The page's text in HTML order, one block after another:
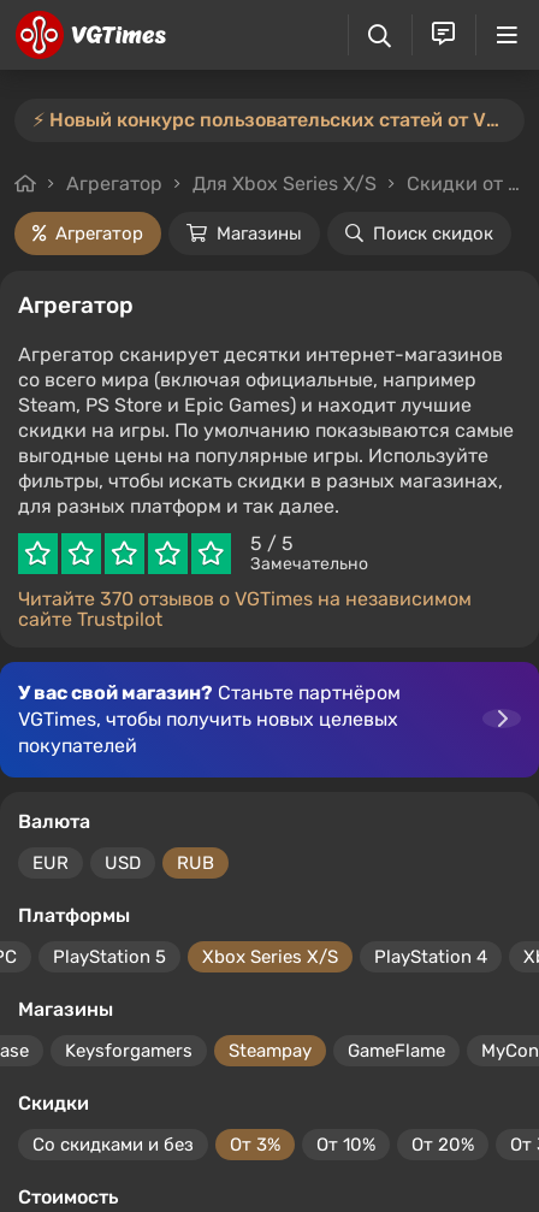
⚡️ Новый конкурс пользовательских статей от VGTimes — участвуйте тут ⚡️
Агрегатор Для Xbox Series X/S Скидки от 3%
Агрегатор Магазины Поиск скидок
Агрегатор
Агрегатор сканирует десятки интернет-магазинов
со всего мира (включая официальные, например
Steam, PS Store и Epic Games) и находит лучшие
скидки на игры. По умолчанию показываются самые
выгодные цены на популярные игры. Используйте
фильтры, чтобы искать скидки в разных магазинах,
для разных платформ и так далее.
5 / 5
Замечательно
Читайте 370 отзывов о VGTimes на независимом
сайте Trustpilot
У вас свой магазин? Станьте партнёром
VGTimes, чтобы получить новых целевых
покупателей
Валюта
EUR USD RUB
Платформы
PlayStation 5 Xbox Series X/S PlayStation 4
Магазины
Keysforgamers Steampay GameFlame
Скидки
Со скидками и без От 3% От 10% От 20% От
Стоимость